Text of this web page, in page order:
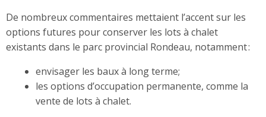
De nombreux commentaires mettaient l’accent sur les
options futures pour conserver les lots à chalet
existants dans le parc provincial Rondeau, notamment :
envisager les baux à long terme;
les options d’occupation permanente, comme la
vente de lots à chalet.